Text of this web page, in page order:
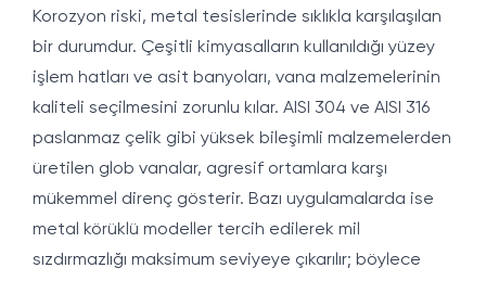
Korozyon riski, metal tesislerinde sıklıkla karşılaşılan
bir durumdur. Çeşitli kimyasalların kullanıldığı yüzey
işlem hatları ve asit banyoları, vana malzemelerinin
kaliteli seçilmesini zorunlu kılar. AISI 304 ve AISI 316
paslanmaz çelik gibi yüksek bileşimli malzemelerden
üretilen glob vanalar, agresif ortamlara karşı
mükemmel direnç gösterir. Bazı uygulamalarda ise
metal körüklü modeller tercih edilerek mil
sızdırmazlığı maksimum seviyeye çıkarılır; böylece